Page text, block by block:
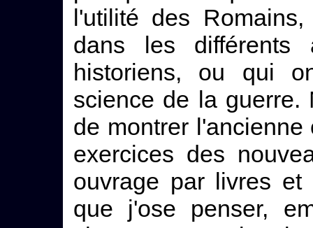
l'utilité des
dans les
historiens, ou qui
science de la guerre.
de montrer
exercices des
ouvrage par livres
que j'ose penser,